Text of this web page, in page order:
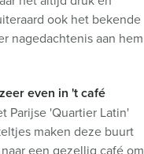
ook het bekende
nagedachtenis aan hem
even in 't café
Parijse 'Quartier Latin'
maken deze buurt